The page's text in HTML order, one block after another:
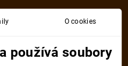
O cookies
používá soubory